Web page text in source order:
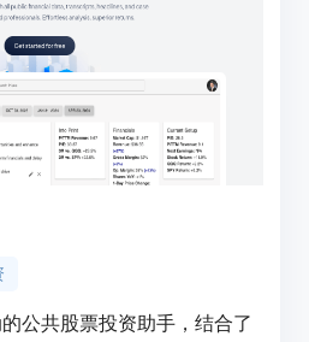
公共股票投资助手，结合了